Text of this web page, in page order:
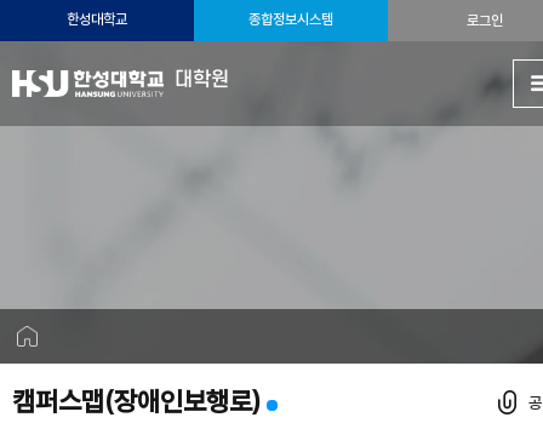
한성대학교 종합정보시스템 로그인
대학원
캠퍼스맵(장애인보행로)